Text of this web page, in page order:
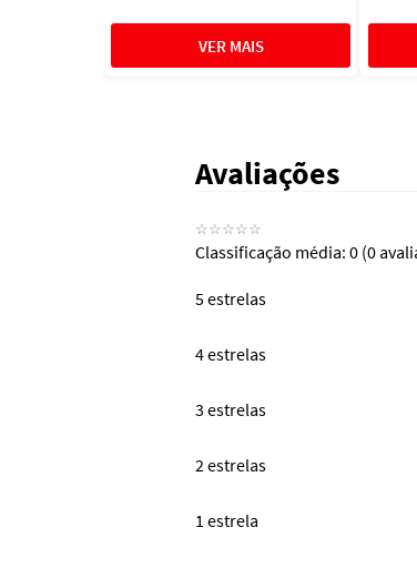
Avaliações
☆☆☆☆☆
Classificação média: 0 (0
5 estrelas
4 estrelas
3 estrelas
2 estrelas
1 estrela